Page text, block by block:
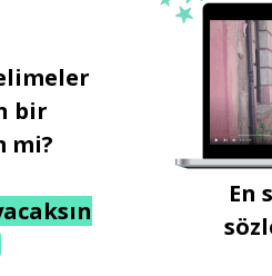
bir
mi?
En